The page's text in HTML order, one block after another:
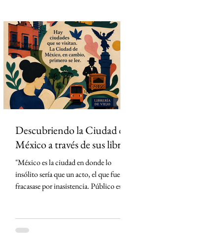
valioso: los derechos exclusivos para
transmitir por streaming los 104
partidos del torneo en México. La
estrategia parecía impecable: convertir
el evento deportivo
Descubriendo la Ciudad de
México a través de sus libros
"México es la ciudad en donde lo
insólito sería que un acto, el que fuera,
fracasase por inasistencia. Público es lo
de México, en cambio, primero se lee."
Creo que conocí la Ciudad de México